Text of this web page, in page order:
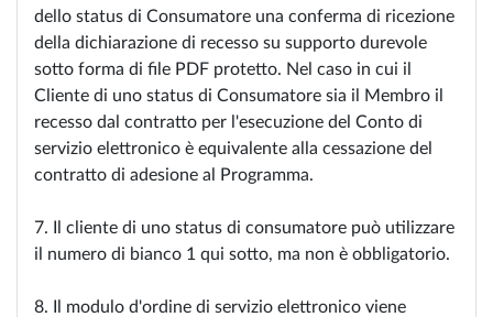
dello status di Consumatore una conferma di ricezione
della dichiarazione di recesso su supporto durevole
sotto forma di file PDF protetto. Nel caso in cui il
Cliente di uno status di Consumatore sia il Membro il
recesso dal contratto per l'esecuzione del Conto di
servizio elettronico è equivalente alla cessazione del
contratto di adesione al Programma.
7. Il cliente di uno status di consumatore può utilizzare
il numero di bianco 1 qui sotto, ma non è obbligatorio.
8. Il modulo d'ordine di servizio elettronico viene